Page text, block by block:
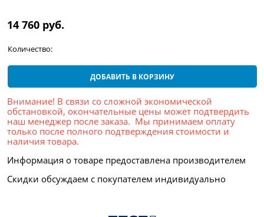
14 760 руб.
Количество:
ДОБАВИТЬ В КОРЗИНУ
Внимание! В связи со сложной экономической
обстановкой, окончательные цены может подтвердить
наш менеджер после заказа. Мы принимаем оплату
только после полного подтверждения стоимости и
наличия товара.
Информация о товаре предоставлена производителем
Скидки обсуждаем с покупателем индивидуально